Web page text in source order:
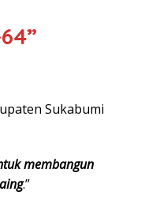
Sukabumi
membangun
.”